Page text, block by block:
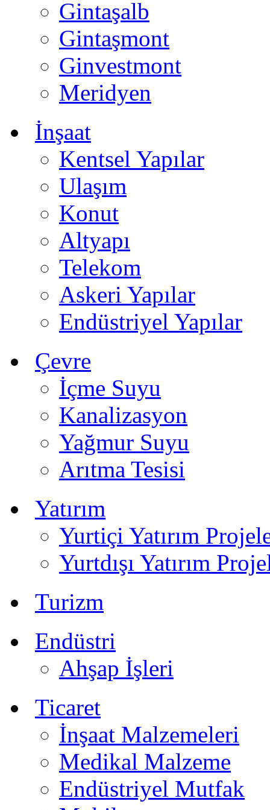
Gintaşalb
Gintaşmont
Ginvestmont
Meridyen
İnşaat
Kentsel Yapılar
Ulaşım
Konut
Altyapı
Telekom
Askeri Yapılar
Endüstriyel Yapılar
Çevre
İçme Suyu
Kanalizasyon
Yağmur Suyu
Arıtma Tesisi
Yatırım
Yurtiçi Yatırım
Yurtdışı Yatırım
Turizm
Endüstri
Ahşap İşleri
Ticaret
İnşaat Malzemeleri
Medikal Malzeme
Endüstriyel Mutfak